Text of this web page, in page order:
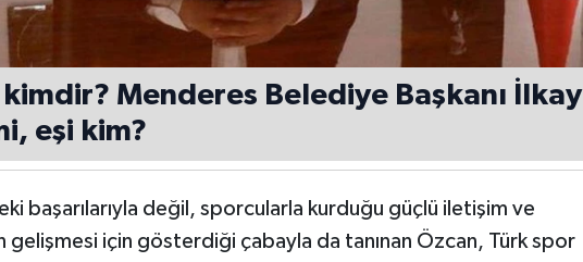
kimdir? Menderes Belediye Başkanı İlkay
eşi kim?
başarılarıyla değil, sporcularla kurduğu güçlü iletişim ve
gelişmesi için gösterdiği çabayla da tanınan Özcan, Türk spor